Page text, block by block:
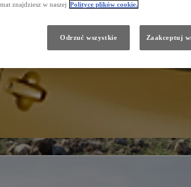
znajdziesz w naszej Polityce plików cookie.
Odrzuć wszystkie Zaakceptuj